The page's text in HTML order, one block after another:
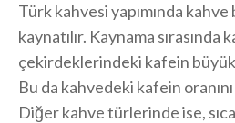
Türk kahvesi yapımında
kaynatılır. Kaynama sırasında
çekirdeklerindeki kafein büyük
Bu da kahvedeki kafein oranını
Diğer kahve türlerinde ise,